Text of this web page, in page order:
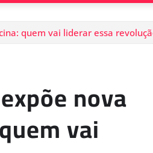
quem vai liderar essa
nova
vai